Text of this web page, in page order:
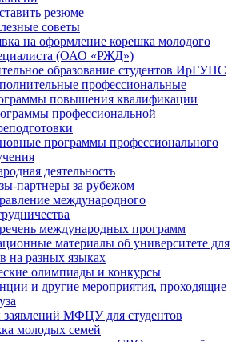
резюме
советы
на оформление корешка молодого
(ОАО «РЖД»)
образование студентов ИрГУПС
профессиональные
повышения квалификации
профессиональной
программы профессионального
деятельность
партнеры за рубежом
международного
международных программ
материалы об университете для
на разных языках
олимпиады и конкурсы
и другие мероприятия, проходящие
МФЦУ для студентов
молодых семей